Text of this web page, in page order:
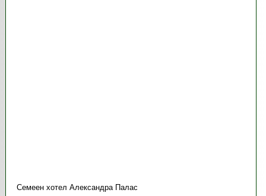
Семеен хотел Александра Палас